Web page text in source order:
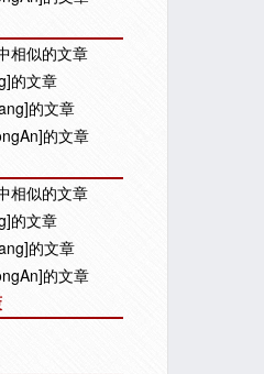
相似的文章
的文章
的文章
的文章
相似的文章
的文章
的文章
的文章